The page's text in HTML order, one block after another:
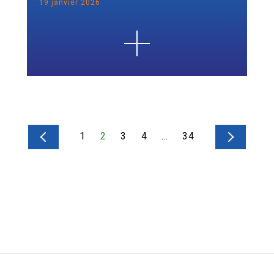
19 janvier 2026
1 2 3 4 … 34